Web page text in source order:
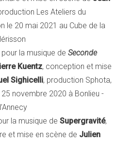
Les Ateliers du
le 20 mai 2021 au Cube de la
pour la musique de Seconde
Kuentz, conception et mise
Sighicelli, production Sphota,
novembre 2020 à Bonlieu -
la musique de Supergravité,
et mise en scène de Julien